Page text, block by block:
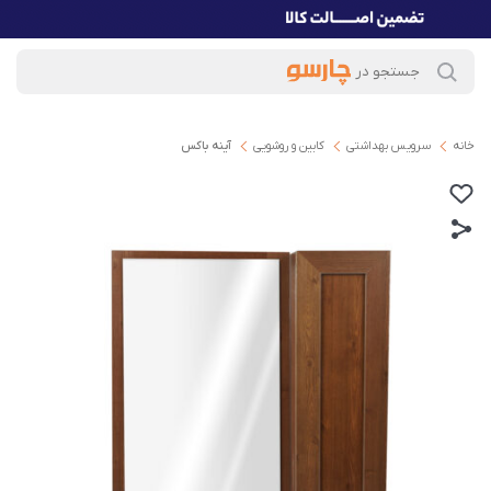
خانه سرویس بهداشتی کابین و روشویی آینه باکس